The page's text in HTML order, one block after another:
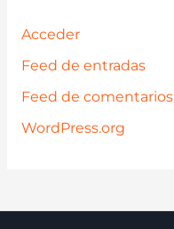
Acceder
Feed de entradas
Feed de comentarios
WordPress.org